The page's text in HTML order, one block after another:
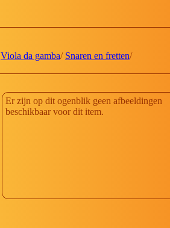
Viola da gamba/ Snaren en fretten/
Er zijn op dit ogenblik geen afbeeldingen
beschikbaar voor dit item.